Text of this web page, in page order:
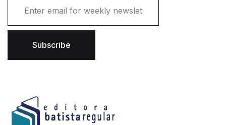
i
Subscribe